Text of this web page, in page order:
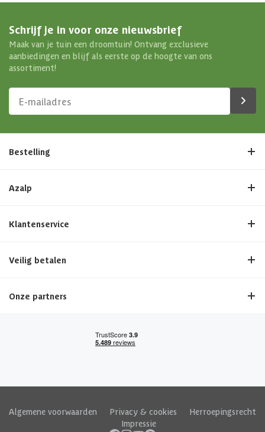
Schrijf je in voor onze nieuwsbrief
Maak van je tuin een droomtuin! Ontvang exclusieve
aanbiedingen en blijf als eerste op de hoogte van ons
assortiment!
Bestelling
Azalp
Klantenservice
Veilig betalen
Onze partners
Algemene voorwaarden Privacy & cookies
Herroepingsrecht
Impressie